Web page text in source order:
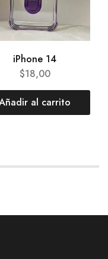
iPhone 14
$18,00
al carrito